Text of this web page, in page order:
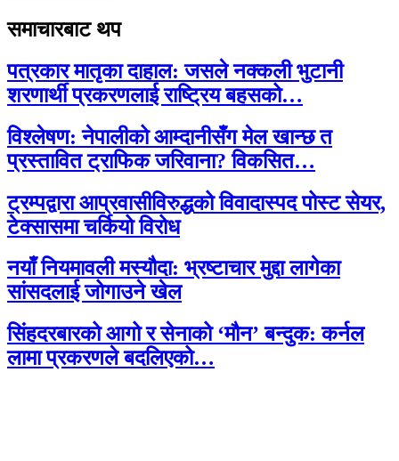
समाचारबाट थप
पत्रकार मातृका दाहाल: जसले नक्कली भुटानी
शरणार्थी प्रकरणलाई राष्ट्रिय बहसको…
विश्लेषण: नेपालीको आम्दानीसँग मेल खान्छ त
प्रस्तावित ट्राफिक जरिवाना? विकसित…
ट्रम्पद्वारा आप्रवासीविरुद्धको विवादास्पद पोस्ट सेयर,
टेक्सासमा चर्कियो विरोध
नयाँ नियमावली मस्यौदा: भ्रष्टाचार मुद्दा लागेका
सांसदलाई जोगाउने खेल
सिंहदरबारको आगो र सेनाको ‘मौन’ बन्दुक: कर्नल
लामा प्रकरणले बदलिएको…